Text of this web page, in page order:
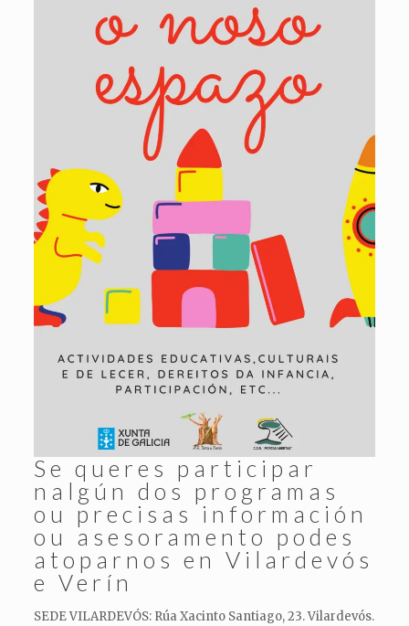
Se queres participar
nalgún dos programas
ou precisas información
ou asesoramento podes
atoparnos en Vilardevós
e Verín
SEDE VILARDEVÓS: Rúa Xacinto Santiago, 23. Vilardevós.